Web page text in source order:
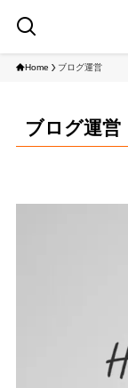
Home ブログ運営
ブログ運営